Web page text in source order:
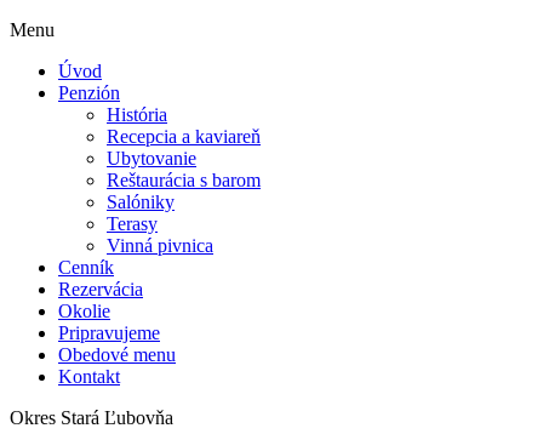
Menu
Úvod
Penzión
História
Recepcia a kaviareň
Ubytovanie
Reštaurácia s barom
Salóniky
Terasy
Vinná pivnica
Cenník
Rezervácia
Okolie
Pripravujeme
Obedové menu
Kontakt
Okres Stará Ľubovňa